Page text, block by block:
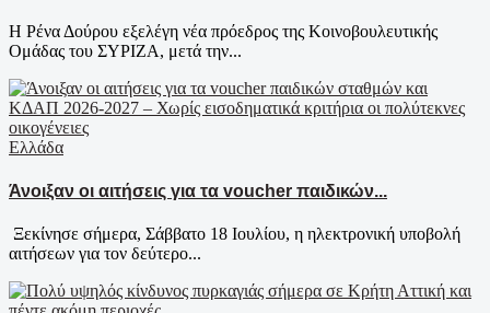
Η Ρένα Δούρου εξελέγη νέα πρόεδρος της Κοινοβουλευτικής
Ομάδας του ΣΥΡΙΖΑ, μετά την...
Ελλάδα
Άνοιξαν οι αιτήσεις για τα voucher παιδικών...
Ξεκίνησε σήμερα, Σάββατο 18 Ιουλίου, η ηλεκτρονική υποβολή
αιτήσεων για τον δεύτερο...